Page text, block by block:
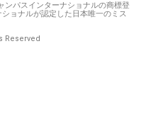
パスインターナショナルの商標登
ョナルが認定した日本唯一のミス
Reserved